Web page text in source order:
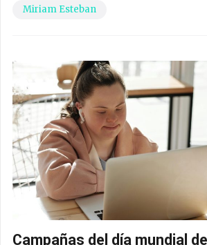
Miriam Esteban
Campañas del día mundial